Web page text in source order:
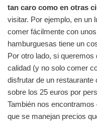
tan caro como en otras
visitar. Por ejemplo, en un
comer fácilmente con
hamburguesas tiene un
Por otro lado, si
calidad (y no solo comer
disfrutar de un
sobre los 25 euros por
También nos
que se manejan precios